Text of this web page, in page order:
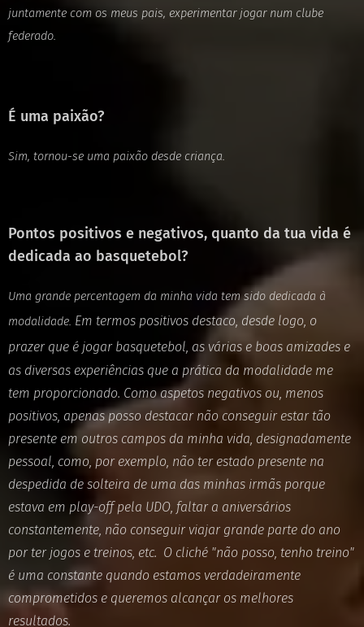
juntamente com os meus pais, experimentar jogar num clube
federado.
É uma paixão?
Sim, tornou-se uma paixão desde criança.
Pontos positivos e negativos, quanto da tua vida é
dedicada ao basquetebol?
Uma grande percentagem da minha vida tem sido dedicada à
modalidade. Em termos positivos destaco, desde logo, o
prazer que é jogar basquetebol, as várias e boas amizades e
as diversas experiências que a prática da modalidade me
tem proporcionado. Como aspetos negativos ou, menos
positivos, apenas posso destacar não conseguir estar tão
presente em outros campos da minha vida, designadamente
pessoal, como, por exemplo, não ter estado presente na
despedida de solteira de uma das minhas irmãs porque
estava em play-off pela UDO, faltar a aniversários
constantemente, não conseguir viajar grande parte do ano
por ter jogos e treinos, etc. O cliché "não posso, tenho treino"
é uma constante quando estamos verdadeiramente
comprometidos e queremos alcançar os melhores
resultados.